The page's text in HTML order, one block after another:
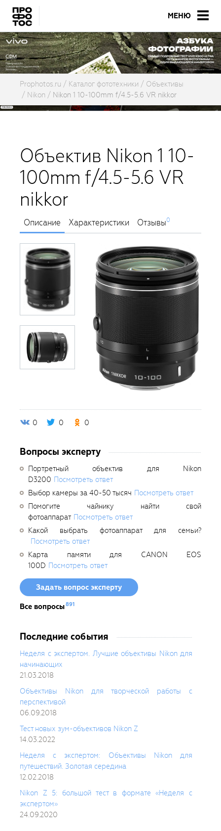
МЕНЮ
Prophotos.ru Каталог фототехники
Объективы
Nikon
Nikon 1 10-100mm f/4.5-5.6 VR nikkor
Объектив Nikon 1 10-
100mm f/4.5-5.6 VR
nikkor
Описание Характеристики Отзывы0
0 0 0
Вопросы эксперту
Портретный объектив для Nikon
D3200 Посмотреть ответ
Выбор камеры за 40-50 тысяч Посмотреть ответ
Помогите чайнику найти свой
фотоаппарат Посмотреть ответ
Какой выбрать фотоаппарат для семьи?
Посмотреть ответ
Карта памяти для CANON EOS
100D Посмотреть ответ
Задать вопрос эксперту
Все вопросы891
Последние события
Неделя с экспертом. Лучшие объективы Nikon для
начинающих
21.03.2018
Объективы Nikon для творческой работы с
перспективой
06.09.2018
Тест новых зум-объективов Nikon Z
14.03.2022
Неделя с экспертом: Объективы Nikon для
путешествий. Золотая середина
12.02.2018
Nikon Z 5: большой тест в формате «Неделя с
экспертом»
24.09.2020